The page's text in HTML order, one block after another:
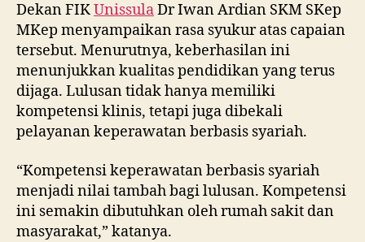
Dekan FIKUnissulaDr Iwan Ardian SKM SKep
MKep menyampaikan rasa syukur atas capaian
tersebut. Menurutnya, keberhasilan ini
menunjukkan kualitas pendidikan yang terus
dijaga. Lulusan tidak hanya memiliki
kompetensi klinis, tetapi juga dibekali
pelayanan keperawatan berbasis syariah.
“Kompetensi keperawatan berbasis syariah
menjadi nilai tambah bagi lulusan. Kompetensi
ini semakin dibutuhkan oleh rumah sakit dan
masyarakat,” katanya.